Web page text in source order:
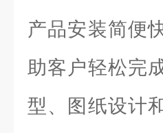
产品安装简便
助客户轻松完
型、图纸设计